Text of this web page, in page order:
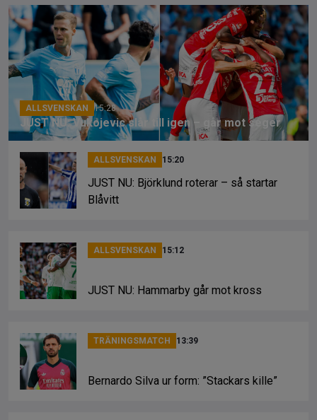
b
o
o
k
a
d
s
Li
n
k
ALLSVENSKAN 15:28
JUST NU: Vukojevic slår till igen – går mot seger
ALLSVENSKAN 15:20
JUST NU: Björklund roterar – så startar
Blåvitt
ALLSVENSKAN 15:12
JUST NU: Hammarby går mot kross
TRÄNINGSMATCH 13:39
Bernardo Silva ur form: ”Stackars kille”